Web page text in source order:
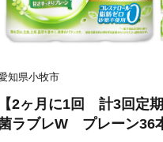
積
令
知県小牧市
【2ヶ月に1回 計3回定
ラブレW プレーン36